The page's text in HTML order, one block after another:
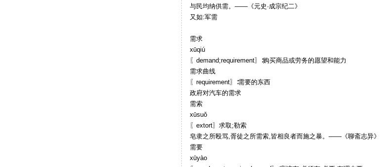
与民均纳供需。——《元史·成宗纪二》
又如:军需
需求
xūqiú
〖demand;requirement〗∶购买商品或劳务的愿望和能力
需求曲线
〖requirement〗∶需要的东西
政府对汽车的需求
需索
xūsuǒ
〖extort〗求取;勒索
皂隶之所殴骂,胥徒之所需索,皆相良者而施之暴。——《聊斋志异》
需要
xūyào